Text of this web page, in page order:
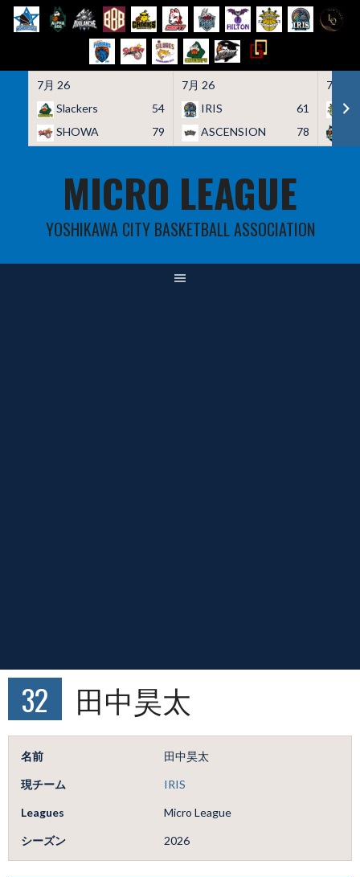
7月 26
Slackers
54
SHOWA
79
7月 26
IRIS
61
ASCENSION
78
7月 26
MICRO LEAGUE
YOSHIKAWA CITY BASKETBALL ASSOCIATION
32 田中昊太
名前 田中昊太
現チーム IRIS
Leagues Micro League
シーズン 2026